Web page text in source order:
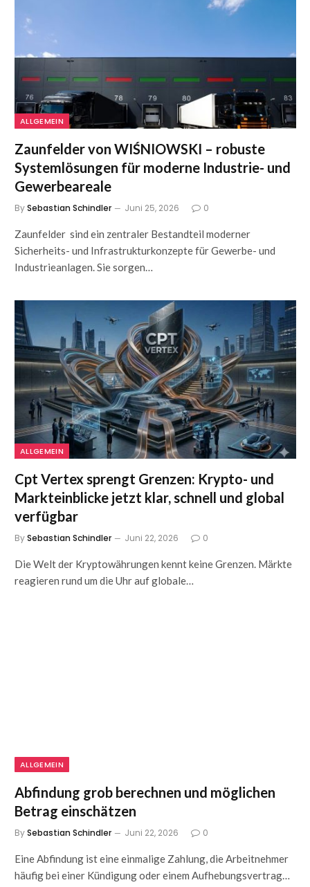
ALLGEMEIN
Zaunfelder von WIŚNIOWSKI – robuste
Systemlösungen für moderne Industrie- und
Gewerbeareale
BySebastian Schindler Juni 25, 2026 0
Zaunfelder sind ein zentraler Bestandteil moderner
Sicherheits- und Infrastrukturkonzepte für Gewerbe- und
Industrieanlagen. Sie sorgen…
ALLGEMEIN
Cpt Vertex sprengt Grenzen: Krypto- und
Markteinblicke jetzt klar, schnell und global
verfügbar
BySebastian Schindler Juni 22, 2026 0
Die Welt der Kryptowährungen kennt keine Grenzen. Märkte
reagieren rund um die Uhr auf globale…
ALLGEMEIN
Abfindung grob berechnen und möglichen
Betrag einschätzen
BySebastian Schindler Juni 22, 2026 0
Eine Abfindung ist eine einmalige Zahlung, die Arbeitnehmer
häufig bei einer Kündigung oder einem Aufhebungsvertrag…